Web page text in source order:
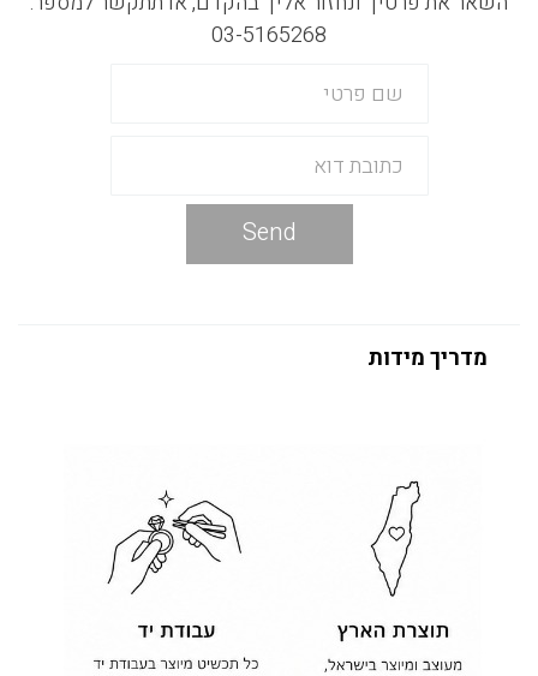
03-5165268
Send
מדריך מידות